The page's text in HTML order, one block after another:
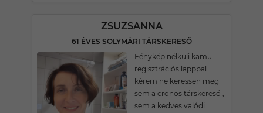
ZSUZSANNA
61 ÉVES SOLYMÁRI TÁRSKERESŐ
Fénykép nélküli kamu
regisztrációs lapppal
kérem ne keressen meg
sem a cronos társkereső ,
sem a kedves valódi